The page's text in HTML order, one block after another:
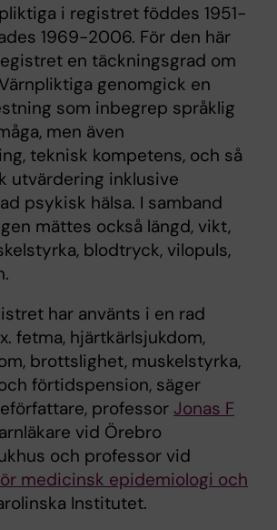
i registret föddes 1951-
1969-2006. För den här
en täckningsgrad om
genomgick en
som inbegrep språklig
men även
teknisk kompetens, och så
utvärdering inklusive
psykisk hälsa. I samband
mättes också längd, vikt,
blodtryck, vilopuls,
har använts i en rad
fetma, hjärtkärlsjukdom,
brottslighet, muskelstyrka,
förtidspension, säger
professor Jonas F
vid Örebro
och professor vid
medicinsk epidemiologi och
Institutet.